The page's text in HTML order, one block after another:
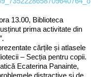
13.00, Biblioteca
prima activitate din
cărțile și atlasele
– Secția pentru copii.
Ecaterina Panainte,